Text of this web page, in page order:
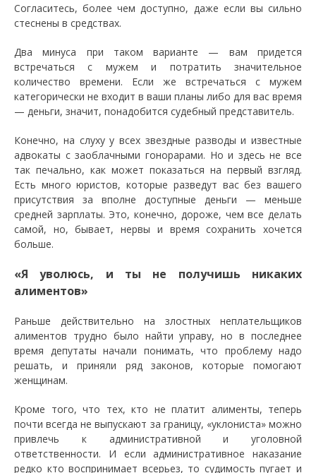
Согласитесь, более чем доступно, даже если вы сильно
стеснены в средствах.
Два минуса при таком варианте — вам придется
встречаться с мужем и потратить значительное
количество времени. Если же встречаться с мужем
категорически не входит в ваши планы либо для вас время
— деньги, значит, понадобится судебный представитель.
Конечно, на слуху у всех звездные разводы и известные
адвокаты с заоблачными гонорарами. Но и здесь не все
так печально, как может показаться на первый взгляд.
Есть много юристов, которые разведут вас без вашего
присутствия за вполне доступные деньги — меньше
средней зарплаты. Это, конечно, дороже, чем все делать
самой, но, бывает, нервы и время сохранить хочется
больше.
«Я уволюсь, и ты не получишь никаких
алиментов»
Раньше действительно на злостных неплательщиков
алиментов трудно было найти управу, но в последнее
время депутаты начали понимать, что проблему надо
решать, и приняли ряд законов, которые помогают
женщинам.
Кроме того, что тех, кто не платит алименты, теперь
почти всегда не выпускают за границу, «уклониста» можно
привлечь к административной и уголовной
ответственности. И если административное наказание
редко кто воспринимает всерьез, то судимость пугает и